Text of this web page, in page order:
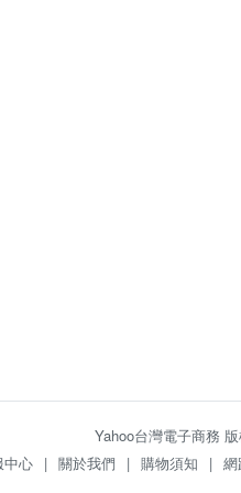
Yahoo台灣電子商務
中心 | 關於我們 | 購物須知 | 網